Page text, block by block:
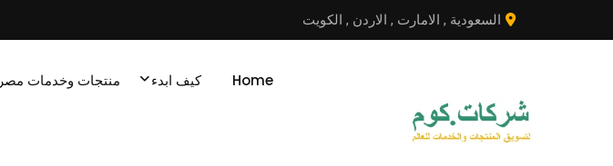
إلى
السعودية , الامارت , الاردن , الكويت
Home كيف ابدء منتجات وخدمات مصر